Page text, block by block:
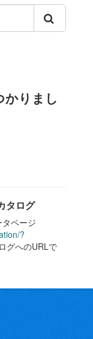
かりまし
タログ
ページ
?
グへのURLで